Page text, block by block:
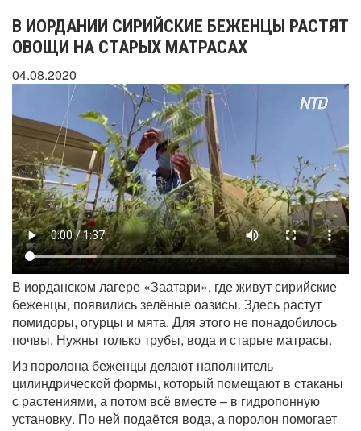
В ИОРДАНИИ СИРИЙСКИЕ БЕЖЕНЦЫ РАСТЯТ
ОВОЩИ НА СТАРЫХ МАТРАСАХ
04.08.2020
В иорданском лагере «Заатари», где живут сирийские
беженцы, появились зелёные оазисы. Здесь растут
помидоры, огурцы и мята. Для этого не понадобилось
почвы. Нужны только трубы, вода и старые матрасы.
Из поролона беженцы делают наполнитель
цилиндрической формы, который помещают в стаканы
с растениями, а потом всё вместе – в гидропонную
установку. По ней подаётся вода, а поролон помогает